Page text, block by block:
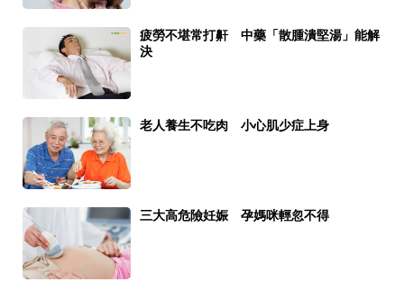
疲勞不堪常打鼾 中藥「散腫潰堅湯」能解
決
老人養生不吃肉 小心肌少症上身
三大高危險妊娠 孕媽咪輕忽不得